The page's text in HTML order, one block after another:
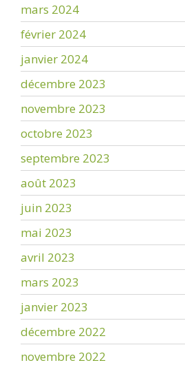
mars 2024
février 2024
janvier 2024
décembre 2023
novembre 2023
octobre 2023
septembre 2023
août 2023
juin 2023
mai 2023
avril 2023
mars 2023
janvier 2023
décembre 2022
novembre 2022